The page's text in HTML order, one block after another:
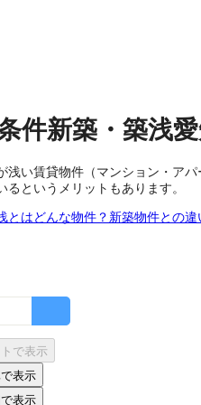
件新築・築浅
浅い賃貸物件（マンション・ア
るというメリットもあります。
とはどんな物件？新築物件との
トで表示
表示
表示